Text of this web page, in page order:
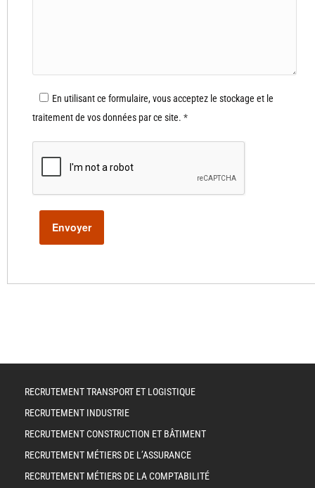
En utilisant ce formulaire, vous acceptez le stockage et le
traitement de vos données par ce site. *
RECRUTEMENT TRANSPORT ET LOGISTIQUE
RECRUTEMENT INDUSTRIE
RECRUTEMENT CONSTRUCTION ET BÂTIMENT
RECRUTEMENT MÉTIERS DE L’ASSURANCE
RECRUTEMENT MÉTIERS DE LA COMPTABILITÉ